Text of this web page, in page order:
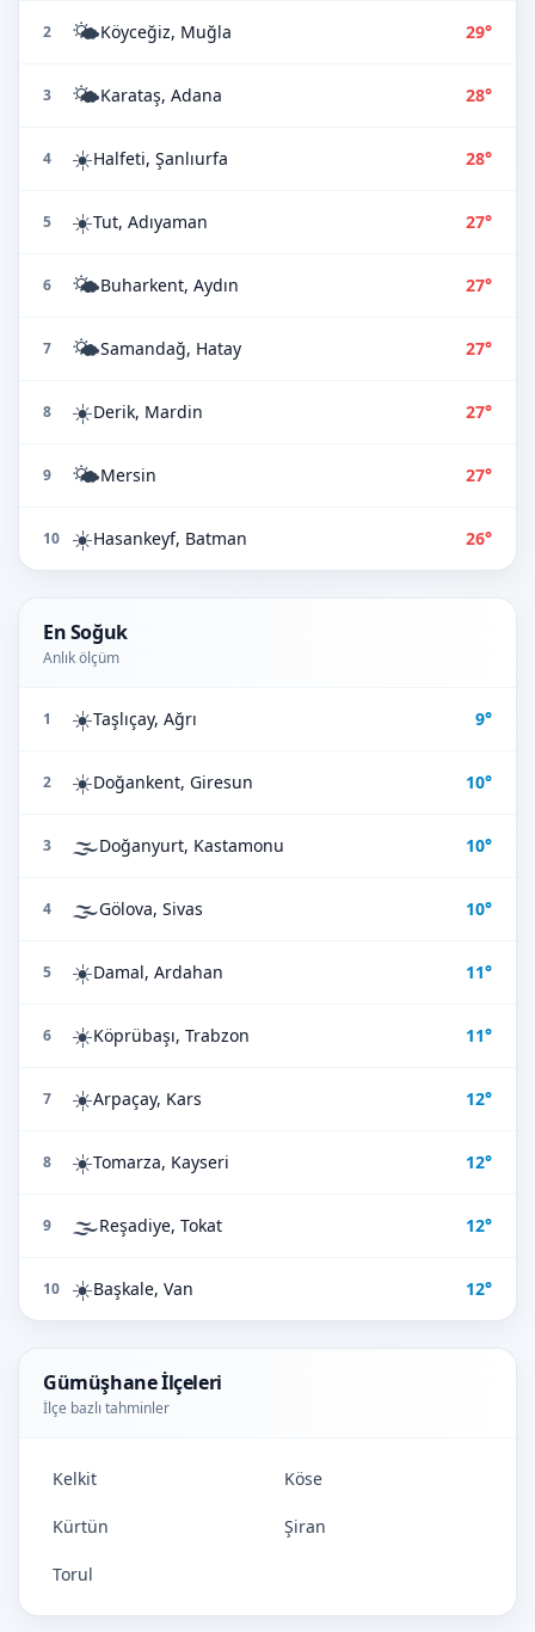
2 🌤️Köyceğiz, Muğla 29°
3 🌤️Karataş, Adana 28°
4 ☀️Halfeti, Şanlıurfa 28°
5 ☀️Tut, Adıyaman 27°
6 🌤️Buharkent, Aydın 27°
7 🌤️Samandağ, Hatay 27°
8 ☀️Derik, Mardin 27°
9 🌤️Mersin 27°
10 ☀️Hasankeyf, Batman 26°
En Soğuk
Anlık ölçüm
1 ☀️Taşlıçay, Ağrı 9°
2 ☀️Doğankent, Giresun 10°
3 🌫️Doğanyurt, Kastamonu 10°
4 🌫️Gölova, Sivas 10°
5 ☀️Damal, Ardahan 11°
6 ☀️Köprübaşı, Trabzon 11°
7 ☀️Arpaçay, Kars 12°
8 ☀️Tomarza, Kayseri 12°
9 🌫️Reşadiye, Tokat 12°
10 ☀️Başkale, Van 12°
Gümüşhane İlçeleri
İlçe bazlı tahminler
Kelkit Köse
Kürtün Şiran
Torul